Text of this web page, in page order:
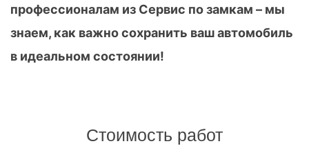
профессионалам из Сервис по замкам – мы
знаем, как важно сохранить ваш автомобиль
в идеальном состоянии!
Стоимость работ